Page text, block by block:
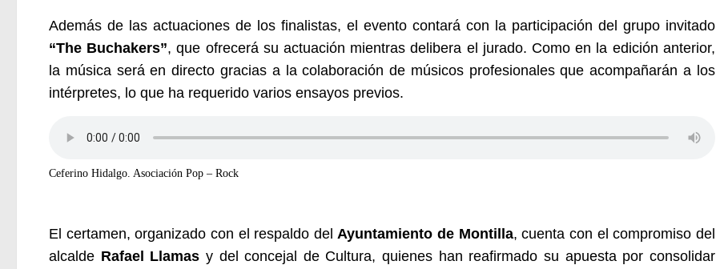
Además de las actuaciones de los finalistas, el evento contará con la participación del grupo invitado
“The Buchakers”, que ofrecerá su actuación mientras delibera el jurado. Como en la edición anterior,
la música será en directo gracias a la colaboración de músicos profesionales que acompañarán a los
intérpretes, lo que ha requerido varios ensayos previos.
Ceferino Hidalgo. Asociación Pop – Rock
El certamen, organizado con el respaldo del Ayuntamiento de Montilla, cuenta con el compromiso del
alcalde Rafael Llamas y del concejal de Cultura, quienes han reafirmado su apuesta por consolidar